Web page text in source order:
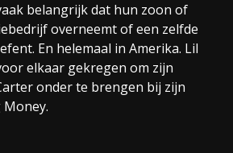
belangrijk dat hun zoon of
overneemt of een zelfde
En helemaal in Amerika. Lil
elkaar gekregen om zijn
onder te brengen bij zijn